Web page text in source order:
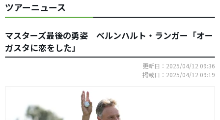
ツアーニュース
マスターズ最後の勇姿 ベルンハルト・ランガー「オー
ガスタに恋をした」
更新日：2025/04/12 09:36
掲載日：2025/04/12 09:19